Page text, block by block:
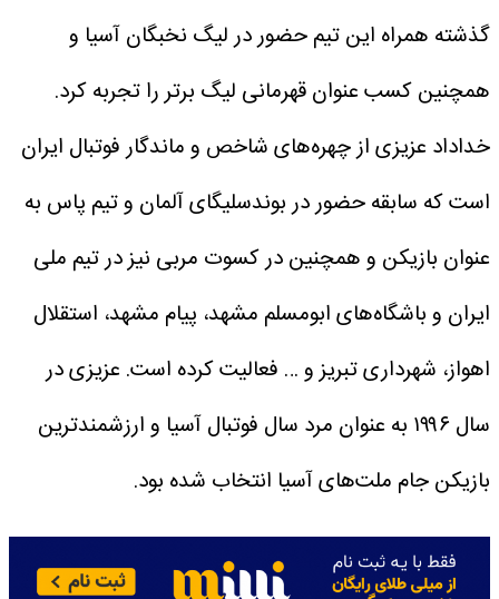
گذشته همراه این تیم حضور در لیگ نخبگان آسیا و
همچنین کسب عنوان قهرمانی لیگ برتر را تجربه کرد.
خداداد عزیزی از چهره‌های شاخص و ماندگار فوتبال ایران
است که سابقه حضور در بوندسلیگای آلمان و تیم پاس به
عنوان بازیکن و همچنین در کسوت مربی نیز در تیم ملی
ایران و باشگاه‌های ابومسلم مشهد، پیام مشهد، استقلال
اهواز، شهرداری تبریز و … فعالیت کرده است. عزیزی در
سال ۱۹۹۶ به عنوان مرد سال فوتبال آسیا و ارزشمندترین
بازیکن جام ملت‌های آسیا انتخاب شده بود.